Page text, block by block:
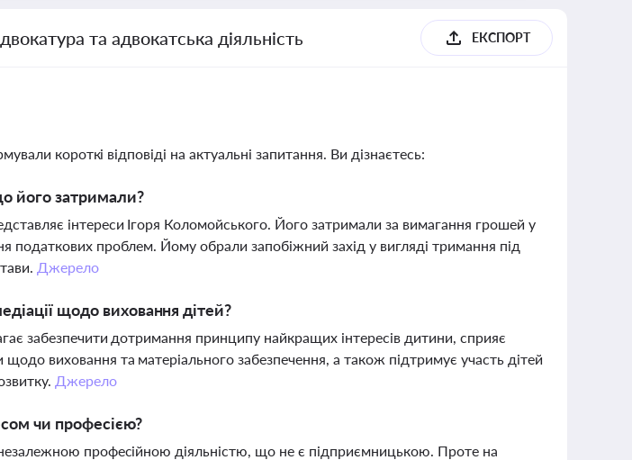
та адвокатська діяльність ЕКСПОРТ
короткі відповіді на актуальні запитання. Ви дізнаєтесь:
його затримали?
інтереси Ігоря Коломойського. Його затримали за вимагання грошей у
податкових проблем. Йому обрали запобіжний захід у вигляді тримання під
Джерело
щодо виховання дітей?
забезпечити дотримання принципу найкращих інтересів дитини, сприяє
виховання та матеріального забезпечення, а також підтримує участь дітей
Джерело
чи професією?
професійною діяльністю, що не є підприємницькою. Проте на